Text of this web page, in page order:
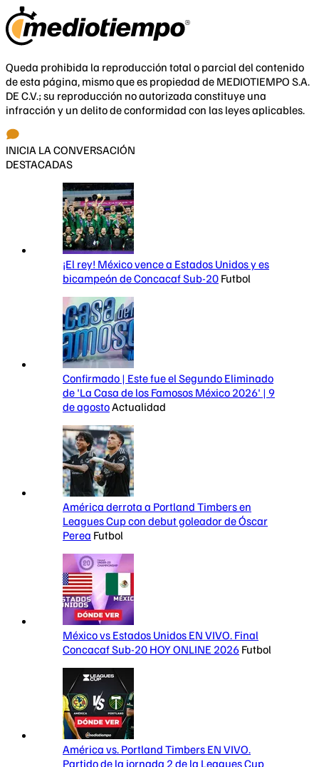
Queda prohibida la reproducción total o parcial del contenido
de esta página, mismo que es propiedad de MEDIOTIEMPO S.A.
DE C.V.; su reproducción no autorizada constituye una
infracción y un delito de conformidad con las leyes aplicables.
INICIA LA CONVERSACIÓN
DESTACADAS
¡El rey! México vence a Estados Unidos y es
bicampeón de Concacaf Sub-20 Futbol
Confirmado | Este fue el Segundo Eliminado
de 'La Casa de los Famosos México 2026' | 9
de agostoActualidad
América derrota a Portland Timbers en
Leagues Cup con debut goleador de Óscar
Perea Futbol
México vs Estados Unidos EN VIVO. Final
Concacaf Sub-20 HOY ONLINE 2026 Futbol
América vs. Portland Timbers EN VIVO.
Partido de la jornada 2 de la Leagues Cup